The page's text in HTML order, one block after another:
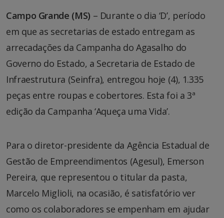
Campo Grande (MS) – Durante o dia ‘D’, período
em que as secretarias de estado entregam as
arrecadações da Campanha do Agasalho do
Governo do Estado, a Secretaria de Estado de
Infraestrutura (Seinfra), entregou hoje (4), 1.335
peças entre roupas e cobertores. Esta foi a 3ª
edição da Campanha ‘Aqueça uma Vida’.
Para o diretor-presidente da Agência Estadual de
Gestão de Empreendimentos (Agesul), Emerson
Pereira, que representou o titular da pasta,
Marcelo Miglioli, na ocasião, é satisfatório ver
como os colaboradores se empenham em ajudar